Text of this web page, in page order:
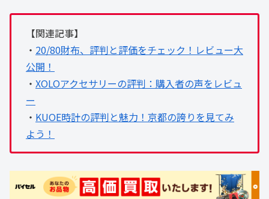
【関連記事】
・ 20/80財布、評判と評価をチェック！レビュー大
公開！
・ XOLOアクセサリーの評判：購入者の声をレビュ
ー
・ KUOE時計の評判と魅力！京都の誇りを見てみ
よう！